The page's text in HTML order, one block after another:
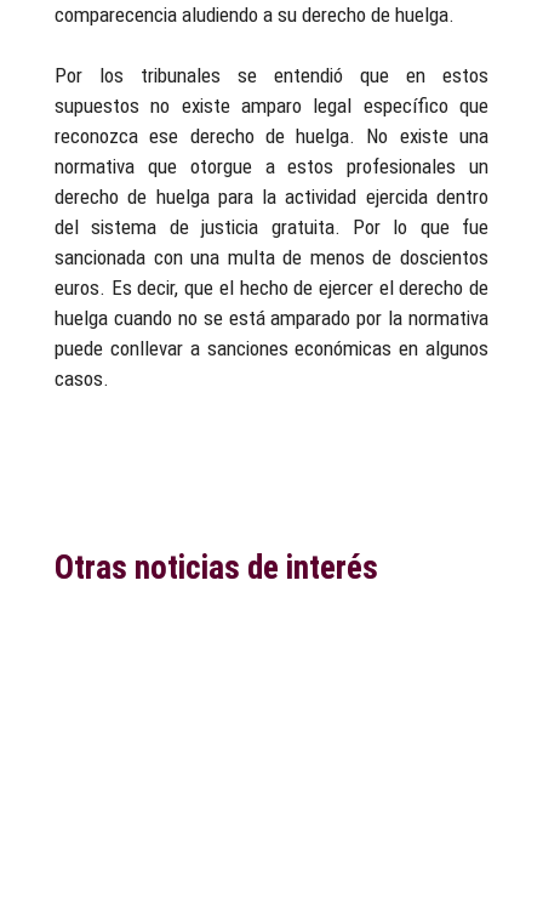
comparecencia aludiendo a su derecho de huelga.
Por los tribunales se entendió que en estos
supuestos no existe amparo legal específico que
reconozca ese derecho de huelga. No existe una
normativa que otorgue a estos profesionales un
derecho de huelga para la actividad ejercida dentro
del sistema de justicia gratuita. Por lo que fue
sancionada con una multa de menos de doscientos
euros. Es decir, que el hecho de ejercer el derecho de
huelga cuando no se está amparado por la normativa
puede conllevar a sanciones económicas en algunos
casos.
Otras noticias de interés